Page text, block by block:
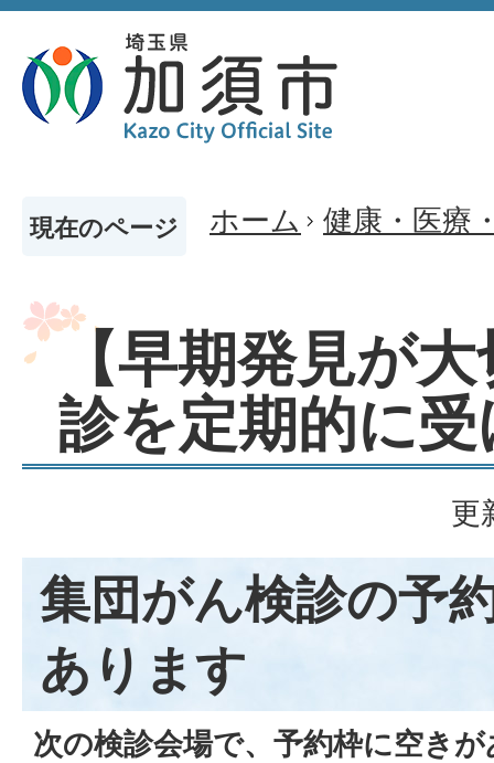
現在のページ ホーム 健康・医療
【早期発見が
診を定期的に
更
集団がん検診の予
あります
次の検診会場で、予約枠に空き